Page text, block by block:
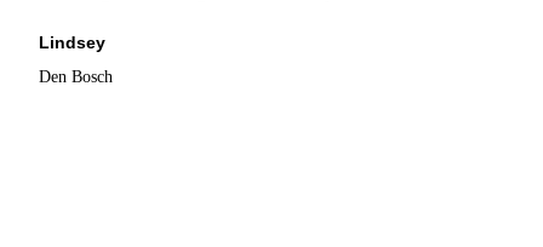
Lindsey
Den Bosch